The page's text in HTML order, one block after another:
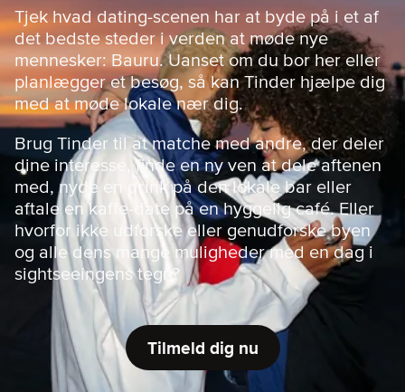
a
r
t
s
i
d
e
Tjek hvad dating-scenen har at byde på i et af
det bedste steder i verden at møde nye
mennesker: Bauru. Uanset om du bor her eller
planlægger et besøg, så kan Tinder hjælpe dig
med at møde lokale nær dig.
Brug Tinder til at matche med andre, der deler
dine interesse, finde en ny ven at dele aftenen
med, nyde en drink på den lokale bar eller
aftale en kaffe-date på en hyggelig café. Eller
hvorfor ikke udforske eller genudforske byen
og alle dens mange muligheder med en dag i
sightseeingens tegn?
Tilmeld dig nu